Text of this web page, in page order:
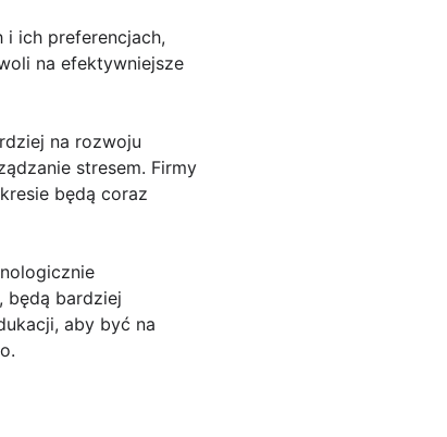
i ich preferencjach,
na efektywniejsze
na rozwoju
stresem. Firmy
będą coraz
będą bardziej
aby być na